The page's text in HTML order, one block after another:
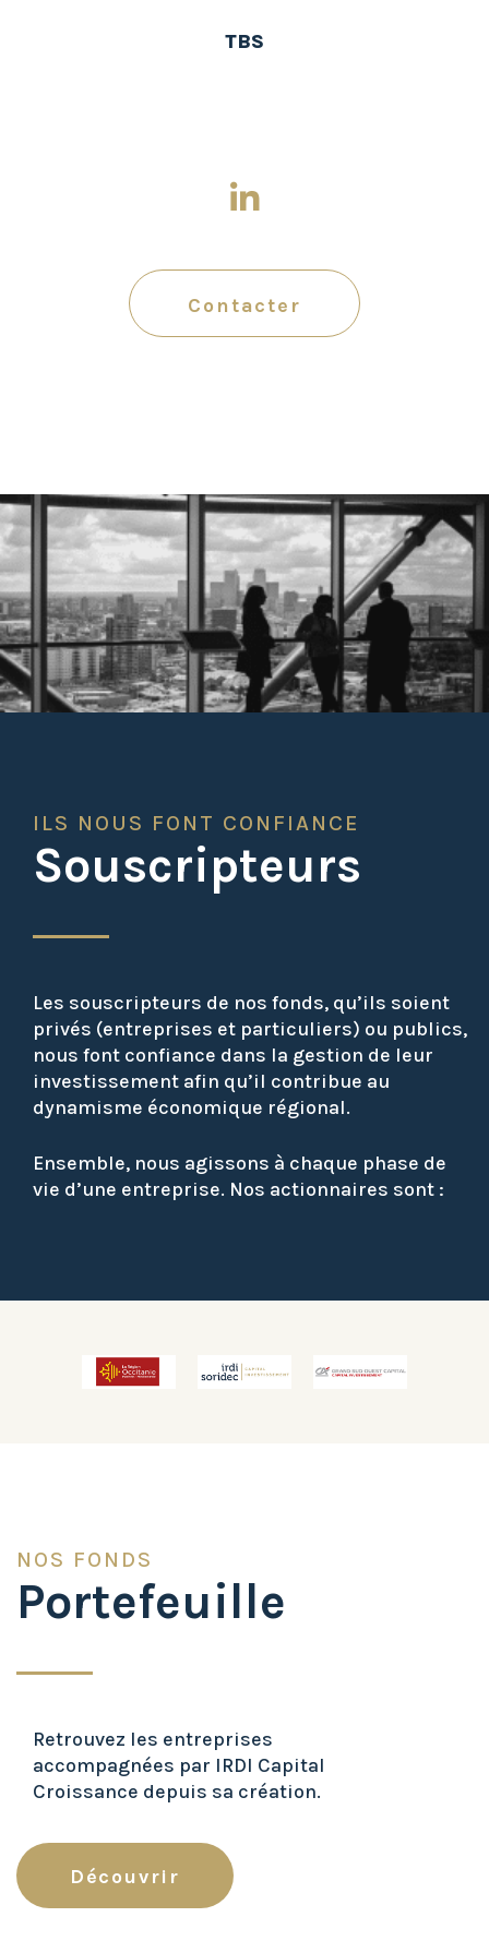
TBS
Contacter
ILS NOUS FONT CONFIANCE
Souscripteurs
Les souscripteurs de nos fonds, qu’ils soient
privés (entreprises et particuliers) ou publics,
nous font confiance dans la gestion de leur
investissement afin qu’il contribue au
dynamisme économique régional.
Ensemble, nous agissons à chaque phase de
vie d’une entreprise. Nos actionnaires sont :
NOS FONDS
Portefeuille
Retrouvez les entreprises
accompagnées par IRDI Capital
Croissance depuis sa création.
Découvrir